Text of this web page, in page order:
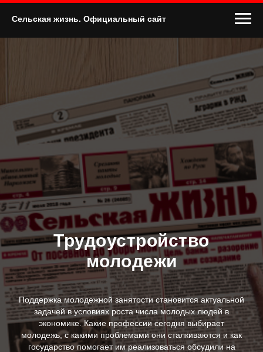
Сельская жизнь. Официальный сайт
Трудоустройство
молодежи
Поддержка молодежной занятости становится актуальной
задачей в условиях роста числа молодых людей в
экономике. Какие профессии сегодня выбирает
молодежь, с какими проблемами они сталкиваются и как
государство помогает им реализоваться обсудили на